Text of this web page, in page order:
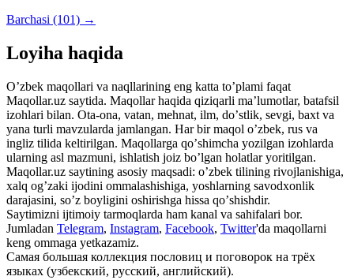
Barchasi (101) →
Loyiha haqida
Oʼzbek maqollari va naqllarining eng katta toʼplami faqat
Maqollar.uz saytida. Maqollar haqida qiziqarli maʼlumotlar, batafsil
izohlari bilan. Ota-ona, vatan, mehnat, ilm, doʼstlik, sevgi, baxt va
yana turli mavzularda jamlangan. Har bir maqol oʼzbek, rus va
ingliz tilida keltirilgan. Maqollarga qoʼshimcha yozilgan izohlarda
ularning asl mazmuni, ishlatish joiz boʼlgan holatlar yoritilgan.
Maqollar.uz saytining asosiy maqsadi: oʼzbek tilining rivojlanishiga,
xalq ogʼzaki ijodini ommalashishiga, yoshlarning savodxonlik
darajasini, soʼz boyligini oshirishga hissa qoʼshishdir.
Saytimizni ijtimoiy tarmoqlarda ham kanal va sahifalari bor.
Jumladan Telegram, Instagram, Facebook, Twitter'da maqollarni
keng ommaga yetkazamiz.
Самая большая коллекция пословиц и поговорок на трёх
языках (узбекский, русский, английский).